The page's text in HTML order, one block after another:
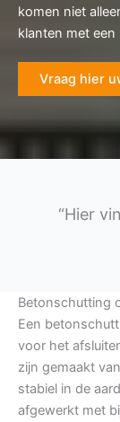
komen niet
klanten met
Vraag hier
“Hier
Betonschutting
Een
voor het
zijn gemaakt
stabiel in de
afgewerkt met